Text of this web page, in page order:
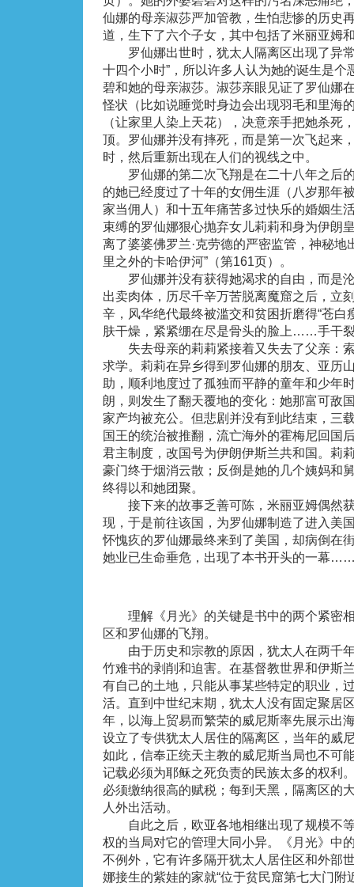
仙娜的母亲淑莎严加管教，生怕悲惨的历史
道，生下了六个子女，其中包括了米丽亚姆
罗仙娜出世时，犹太人隔离区出现了异常
十四个小时”，所以许多人认为她的诞生是个
碧和她的母亲淑莎。淑莎亲眼见证了罗仙娜
怪状（比如说睡觉时身边会出现羽毛和里海
（让家里人染上天花），决意亲手把她杀死
顶。罗仙娜并没有摔死，而是第一次飞起来
时，然后重新出现在人们的视线之中。
罗仙娜的第二次飞翔是在二十八年之后
的她已经度过了十年的女佣生涯（八岁那年
家当佣人）和十五年痛苦多过快乐的婚姻生
束缚的罗仙娜狠心抛弃女儿莉莉和身为伊朗
离了婆婆佛罗兰·克劳德的严密监管，神秘地
里之外的卡哈伊河”（第161页）。
罗仙娜并没有获得她渴求的自由，而是
出卖肉体，历尽千辛万苦脱离魔窟之后，立
辛，风华绝代最终被滥交和贫困折磨得“苍白
肤干燥，紧紧绷在尽是骨头的脸上……手干
失去母亲的莉莉紧接着又失去了父亲：
求学。莉莉在异乡得到罗仙娜的朋友、亚历
助，顺利地度过了孤独而平静的童年和少年
朗，则发生了翻天覆地的变化：她那富可敌
家产均被充公。但悲剧并没有到此结束，三
国王的统治被推翻，流亡海外的霍梅尼回国
君主制度，改国号为伊朗伊斯兰共和国。莉
豪门终于烟消云散；反倒是她的几个姨妈和
终得以和她团聚。
接下来的故事乏善可陈，米丽亚姆偶然
现，于是前往该国，为罗仙娜制造了进入美
怀愧疚的罗仙娜最终来到了美国，却病倒在
她业已生命垂危，出现了本书开头的一幕
理解《月光》的关键是书中的两个紧密
区和罗仙娜的飞翔。
由于历史和宗教的原因，犹太人在两千
竹难书的剥削和迫害。在基督教世界和伊斯
有自己的土地，只能从事某些特定的职业，
活。直到中世纪末期，犹太人没有固定聚居
年，以海上贸易而繁荣的威尼斯率先展示出
设立了专供犹太人居住的隔离区，当年的威
如此，信奉正统天主教的威尼斯当局也不可
记载必须为耶稣之死负责的民族太多的权利
必须缴纳很高的赋税；每到天黑，隔离区的
人外出活动。
自此之后，欧亚各地相继出现了规模不
权的当局对它的管理大同小异。《月光》中
不例外，它有许多隔开犹太人居住区和外部
娜接生的紫娃的家就“位于贫民窟第七大门附